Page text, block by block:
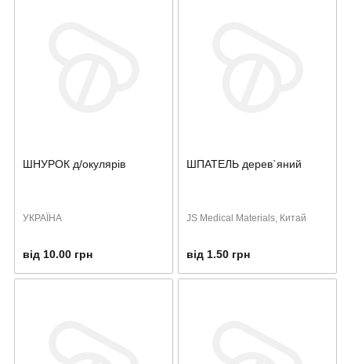
ШНУРОК д/окулярів
УКРАЇНА
від 10.00 грн
ШПАТЕЛЬ дерев`яний
JS Medical Materials, Китай
від 1.50 грн